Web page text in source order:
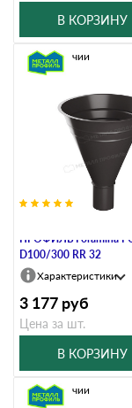
В КОРЗИНУ
ПРОФИЛЬ Foramina
D100/300 RR 32
В наличии
Характеристики
3 177 руб
Цена за шт.
В КОРЗИНУ
В наличии